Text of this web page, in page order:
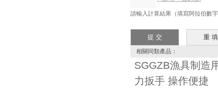
請輸入計算結果（填寫阿拉伯數字）
相關同類產品：
SGGZB漁具制造
力扳手 操作便捷